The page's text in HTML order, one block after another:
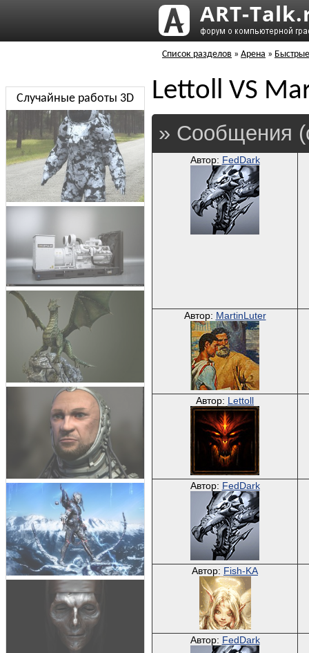
Список разделов » Арена »
Lettoll VS
» Сообщения
Автор: FedDark
Автор: MartinLuter
Автор: Lettoll
Автор: FedDark
Автор: Fish-KA
Автор: FedDark
Случайные работы 3D